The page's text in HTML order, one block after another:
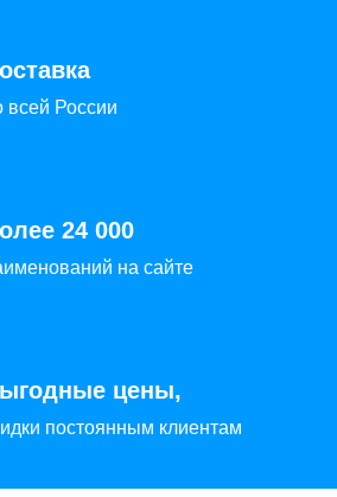
всей России
24 000
на сайте
цены,
постоянным клиентам